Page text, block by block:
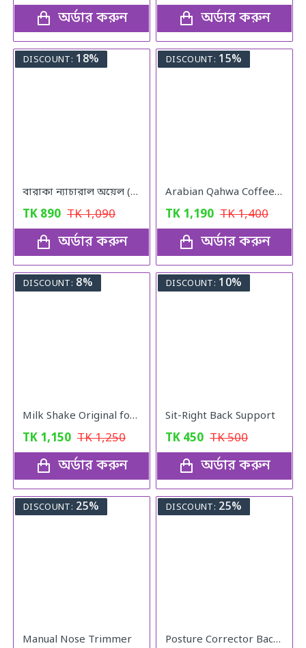
অর্ডার করুন অর্ডার করুন
DISCOUNT: 18%
বারাকা ন্যাচারাল অয়েল (Baraka Natural oil) – 120 মিলি
TK 890 TK1,090
অর্ডার করুন
DISCOUNT: 15%
Arabian Qahwa Coffee – অরিজিনাল আরবীয় কফি
TK 1,190 TK1,400
অর্ডার করুন
DISCOUNT: 8%
Milk Shake Original for Healthy Weight
TK 1,150 TK1,250
অর্ডার করুন
DISCOUNT: 10%
Sit-Right Back Support
TK 450 TK500
অর্ডার করুন
DISCOUNT: 25%
Manual Nose Trimmer
DISCOUNT: 25%
Posture Corrector Back Adjustable Posture